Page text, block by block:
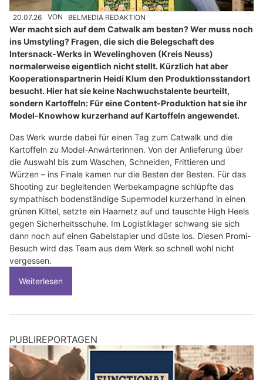
20.07.26 VON BELMEDIA REDAKTION
Wer macht sich auf dem Catwalk am besten? Wer muss noch
ins Umstyling? Fragen, die sich die Belegschaft des
Intersnack-Werks in Wevelinghoven (Kreis Neuss)
normalerweise eigentlich nicht stellt. Kürzlich hat aber
Kooperationspartnerin Heidi Klum den Produktionsstandort
besucht. Hier hat sie keine Nachwuchstalente beurteilt,
sondern Kartoffeln: Für eine Content-Produktion hat sie ihr
Model-Knowhow kurzerhand auf Kartoffeln angewendet.
Das Werk wurde dabei für einen Tag zum Catwalk und die
Kartoffeln zu Model-Anwärterinnen. Von der Anlieferung über
die Auswahl bis zum Waschen, Schneiden, Frittieren und
Würzen – ins Finale kamen nur die Besten der Besten. Für das
Shooting zur begleitenden Werbekampagne schlüpfte das
sympathisch bodenständige Supermodel kurzerhand in einen
grünen Kittel, setzte ein Haarnetz auf und tauschte High Heels
gegen Sicherheitsschuhe. Im Logistiklager schwang sie sich
dann noch auf einen Gabelstapler und düste los. Diesen Promi-
Besuch wird das Team aus dem Werk so schnell wohl nicht
vergessen.
Weiterlesen
PUBLIREPORTAGEN